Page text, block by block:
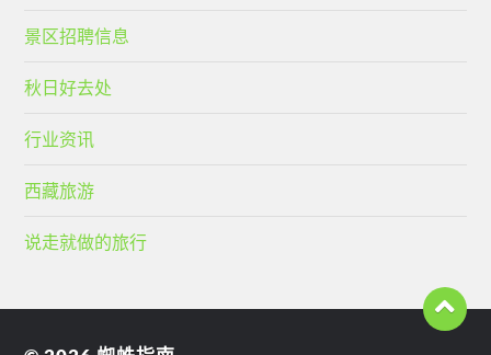
景区招聘信息
秋日好去处
行业资讯
西藏旅游
说走就做的旅行